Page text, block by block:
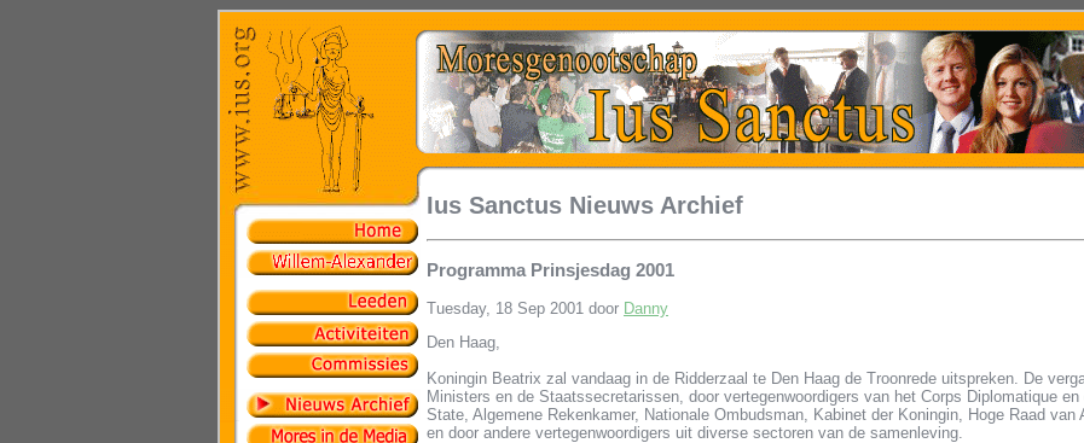
Ius Sanctus Nieuws Archief
Programma Prinsjesdag 2001
Tuesday, 18 Sep 2001 door Danny
Den Haag,
Koningin Beatrix zal vandaag in de Ridderzaal te Den Haag de Troonrede uitspreken. De
Ministers en de Staatssecretarissen, door vertegenwoordigers van het Corps Diplomatique
State, Algemene Rekenkamer, Nationale Ombudsman, Kabinet der Koningin, Hoge Raad
en door andere vertegenwoordigers uit diverse sectoren van de samenleving.